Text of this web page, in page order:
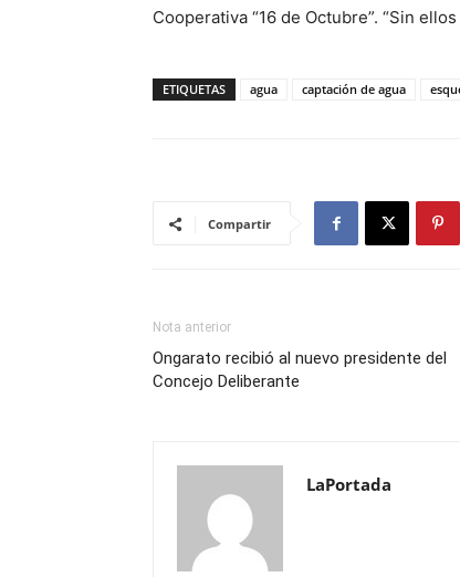
Cooperativa “16 de Octubre”. “Sin
ETIQUETAS agua captación de agua
Compartir
Nota anterior
Ongarato recibió al nuevo presidente del
Concejo Deliberante
LaPortada